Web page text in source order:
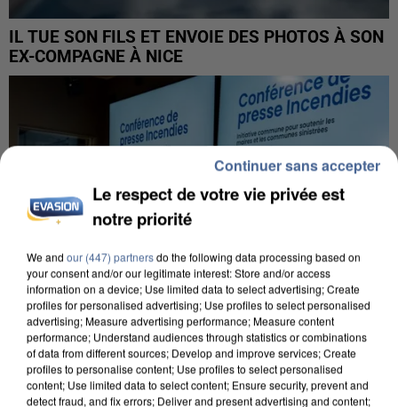
IL TUE SON FILS ET ENVOIE DES PHOTOS À SON
EX-COMPAGNE À NICE
INCENDIES : L’ÎLE-DE-FRANCE LANCE UN ÉLAN
DE SOLIDARITÉ AVEC LES...
Le respect de votre vie privée est
notre priorité
We and our (447) partnersdo the following data processing based on
your consent and/or our legitimate interest: Store and/or access
information on a device; Use limited data to select advertising; Create
profiles for personalised advertising; Use profiles to select personalised
advertising; Measure advertising performance; Measure content
performance; Understand audiences through statistics or combinations
of data from different sources; Develop and improve services; Create
profiles to personalise content; Use profiles to select personalised
content; Use limited data to select content; Ensure security, prevent and
detect fraud, and fix errors; Deliver and present advertising and content;
Continuer sans accepter